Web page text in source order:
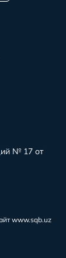
№ 17 от
www.sqb.uz